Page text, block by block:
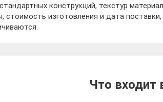
конструкций, текстур
стоимость изготовления и дата поставки,
Что входит